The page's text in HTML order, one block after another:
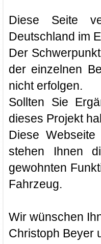
Diese Seite
Deutschland im
Der
der einzelnen
nicht erfolgen.
Sollten Sie
dieses Projekt
Diese Webseite
stehen Ihnen
gewohnten
Fahrzeug.
Wir wünschen
Christoph Beyer